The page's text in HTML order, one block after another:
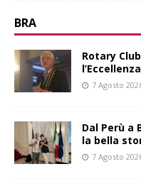
BRA
Rotary
7 Agosto
​Dal Perù a
la bella
7 Agosto